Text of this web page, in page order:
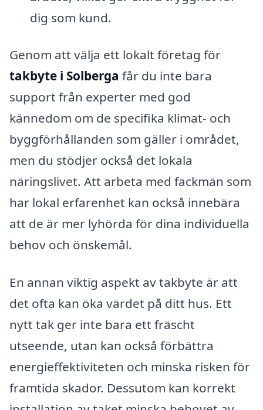
dig som kund.
Genom att välja ett lokalt företag för
takbyte i Solberga får du inte bara
support från experter med god
kännedom om de specifika klimat- och
byggförhållanden som gäller i området,
men du stödjer också det lokala
näringslivet. Att arbeta med fackmän som
har lokal erfarenhet kan också innebära
att de är mer lyhörda för dina individuella
behov och önskemål.
En annan viktig aspekt av takbyte är att
det ofta kan öka värdet på ditt hus. Ett
nytt tak ger inte bara ett fräscht
utseende, utan kan också förbättra
energieffektiviteten och minska risken för
framtida skador. Dessutom kan korrekt